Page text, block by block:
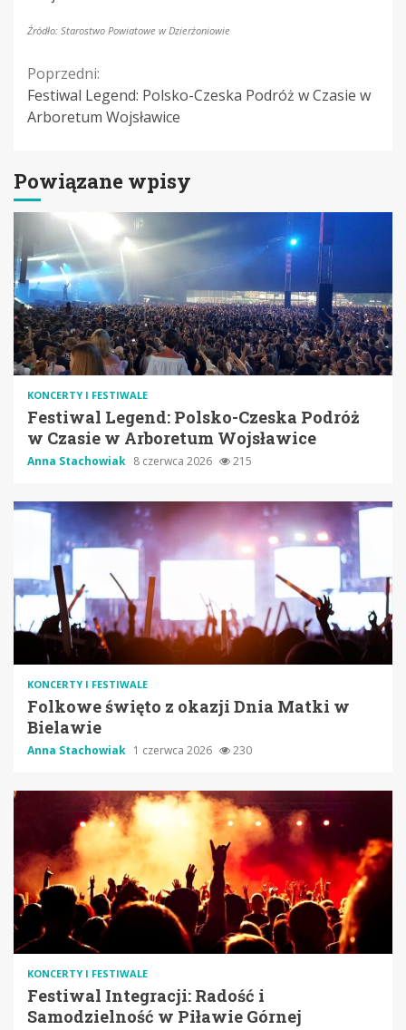
Źródło: Starostwo Powiatowe w Dzierżoniowie
Continue
Reading
Poprzedni:
Festiwal Legend: Polsko-Czeska Podróż w Czasie w
Arboretum Wojsławice
Powiązane wpisy
KONCERTY I FESTIWALE
Festiwal Legend: Polsko-Czeska Podróż
w Czasie w Arboretum Wojsławice
Anna Stachowiak 8 czerwca 2026 215
KONCERTY I FESTIWALE
Folkowe święto z okazji Dnia Matki w
Bielawie
Anna Stachowiak 1 czerwca 2026 230
KONCERTY I FESTIWALE
Festiwal Integracji: Radość i
Samodzielność w Piławie Górnej